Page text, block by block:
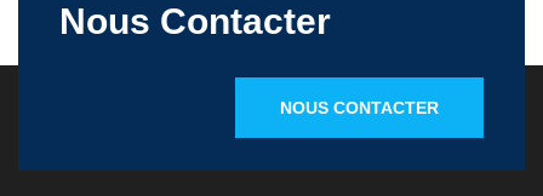
Nous Contacter
NOUS CONTACTER